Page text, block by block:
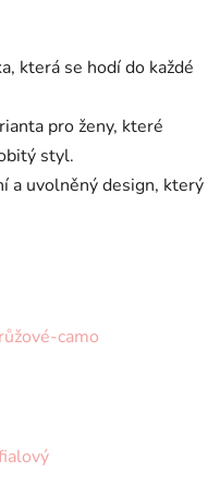
která se hodí do každé
pro ženy, které
styl.
a uvolněný design, který
camo